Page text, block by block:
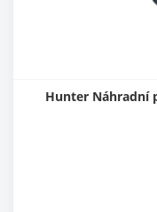
Hunter Náhradní